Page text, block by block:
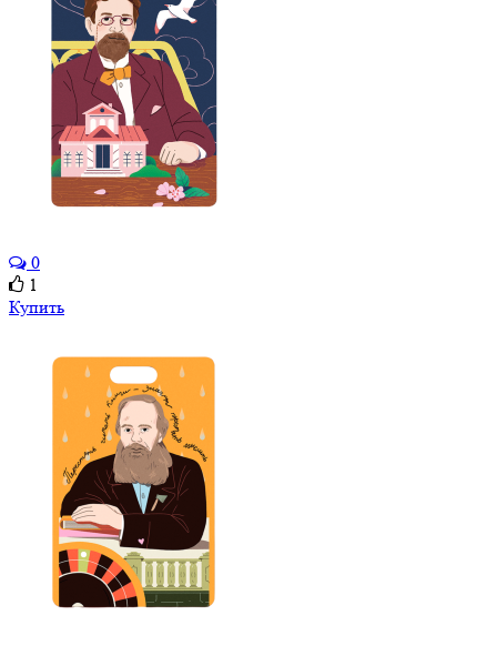
0
1
Купить